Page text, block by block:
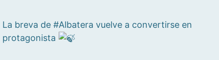
La breva de #Albatera vuelve a convertirse en
protagonista